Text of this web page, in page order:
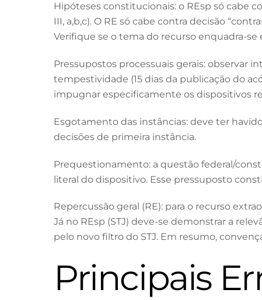
Hipóteses constitucionais: o REsp só cabe
III, a,b,c). O RE só cabe contra decisão
Verifique se o tema do recurso enquadra-
Pressupostos processuais gerais: observar
tempestividade (15 dias da publicação do
impugnar especificamente os dispositivos
Esgotamento das instâncias: deve ter
decisões de primeira instância.
Prequestionamento: a questão federal/
literal do dispositivo. Esse pressuposto
Repercussão geral (RE): para o recurso
Já no REsp (STJ) deve-se demonstrar a
pelo novo filtro do STJ. Em resumo,
Principais